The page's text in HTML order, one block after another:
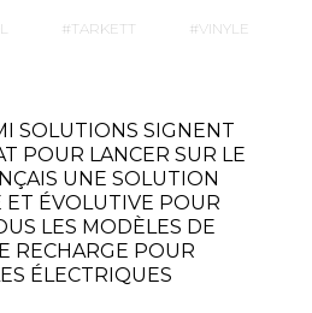
TARKETT VINYLE
SOLUTIONS SIGNENT
POUR LANCER SUR LE
UNE SOLUTION
ET ÉVOLUTIVE POUR
LES MODÈLES DE
RECHARGE POUR
ÉLECTRIQUES